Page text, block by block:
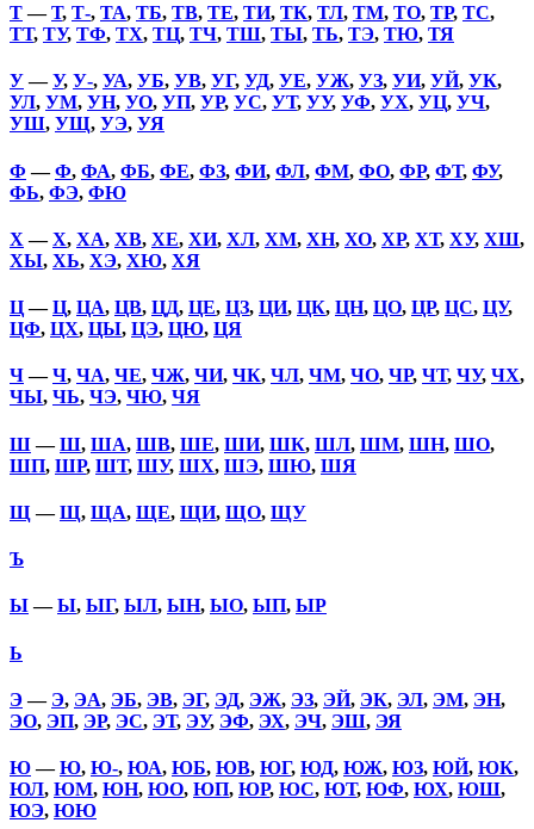
Т—Т, Т-, ТА, ТБ, ТВ, ТЕ, ТИ, ТК, ТЛ, ТМ, ТО, ТР, ТС,
ТТ, ТУ, ТФ, ТХ, ТЦ, ТЧ, ТШ, ТЫ, ТЬ, ТЭ, ТЮ, ТЯ
У—У, У-, УА, УБ, УВ, УГ, УД, УЕ, УЖ, УЗ, УИ, УЙ, УК,
УЛ, УМ, УН, УО, УП, УР, УС, УТ, УУ, УФ, УХ, УЦ, УЧ,
УШ, УЩ, УЭ, УЯ
Ф —Ф, ФА, ФБ, ФЕ, ФЗ, ФИ, ФЛ, ФМ, ФО, ФР, ФТ, ФУ,
ФЬ, ФЭ, ФЮ
Х —Х, ХА, ХВ, ХЕ, ХИ, ХЛ, ХМ, ХН, ХО, ХР, ХТ, ХУ, ХШ,
ХЫ, ХЬ, ХЭ, ХЮ, ХЯ
Ц—Ц, ЦА, ЦВ, ЦД, ЦЕ, ЦЗ, ЦИ, ЦК, ЦН, ЦО, ЦР, ЦС, ЦУ,
ЦФ, ЦХ, ЦЫ, ЦЭ, ЦЮ, ЦЯ
Ч—Ч, ЧА, ЧЕ, ЧЖ, ЧИ, ЧК, ЧЛ, ЧМ, ЧО, ЧР, ЧТ, ЧУ, ЧХ,
ЧЫ, ЧЬ, ЧЭ, ЧЮ, ЧЯ
Ш—Ш, ША, ШВ, ШЕ, ШИ, ШК, ШЛ, ШМ, ШН, ШО,
ШП, ШР, ШТ, ШУ, ШХ, ШЭ, ШЮ, ШЯ
Щ —Щ, ЩА, ЩЕ, ЩИ, ЩО, ЩУ
Ъ
Ы—Ы, ЫГ, ЫЛ, ЫН, ЫО, ЫП, ЫР
Ь
Э— Э, ЭА, ЭБ, ЭВ, ЭГ, ЭД, ЭЖ, ЭЗ, ЭЙ, ЭК, ЭЛ, ЭМ, ЭН,
ЭО, ЭП, ЭР, ЭС, ЭТ, ЭУ, ЭФ, ЭХ, ЭЧ, ЭШ, ЭЯ
Ю—Ю, Ю-, ЮА, ЮБ, ЮВ, ЮГ, ЮД, ЮЖ, ЮЗ, ЮЙ, ЮК,
ЮЛ, ЮМ, ЮН, ЮО, ЮП, ЮР, ЮС, ЮТ, ЮФ, ЮХ, ЮШ,
ЮЭ, ЮЮ